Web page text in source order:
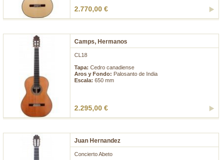
2.770,00 €
Camps, Hermanos
CL18
Tapa: Cedro canadiense
Aros y Fondo: Palosanto de India
Escala: 650 mm
2.295,00 €
Juan Hernandez
Concierto Abeto